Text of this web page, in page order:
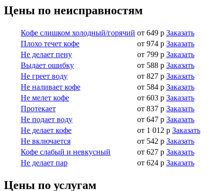
Цены по неисправностям
Кофе слишком холодный/горячий от 649 р Заказать
Плохо течет кофе
от 974 р Заказать
Не делает пену
от 799 р Заказать
Выдает ошибку
от 588 р Заказать
Не греет воду
от 827 р Заказать
Не наливает кофе
от 584 р Заказать
Не мелет кофе
от 603 р Заказать
Протекает
от 837 р Заказать
Не подает воду
от 647 р Заказать
Не делает кофе
от 1 012 р Заказать
Не включается
от 542 р Заказать
Кофе слабый и невкусный
от 627 р Заказать
Не делает пар
от 624 р Заказать
Цены по услугам